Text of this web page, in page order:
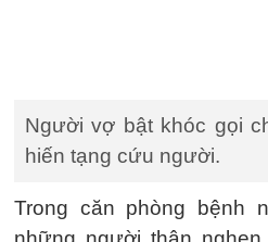
Người vợ bật khóc gọi
hiến tạng cứu người.
Trong căn phòng bệnh